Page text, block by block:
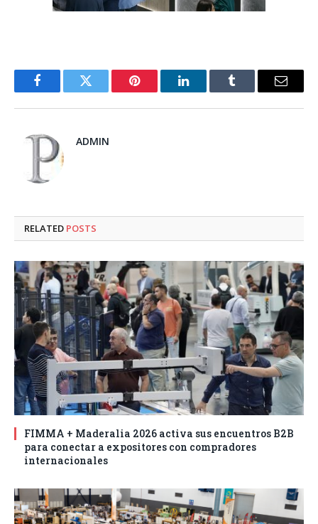
FacebookTwitter Pinterest LinkedInTumblr Email
ADMIN
RELATED POSTS
FIMMA + Maderalia 2026 activa sus encuentros B2B
para conectar a expositores con compradores
internacionales